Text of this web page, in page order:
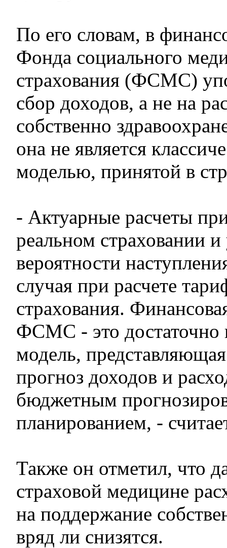
По его словам, в
Фонда социального
страхования (ФСМС)
сбор доходов, а не на
собственно
она не является
моделью, принятой в
- Актуарные расчеты
реальном страховании
вероятности
случая при расчете
страхования.
ФСМС - это достаточно
модель,
прогноз доходов и
бюджетным
планированием, -
Также он отметил, что
страховой медицине
на поддержание
вряд ли снизятся.